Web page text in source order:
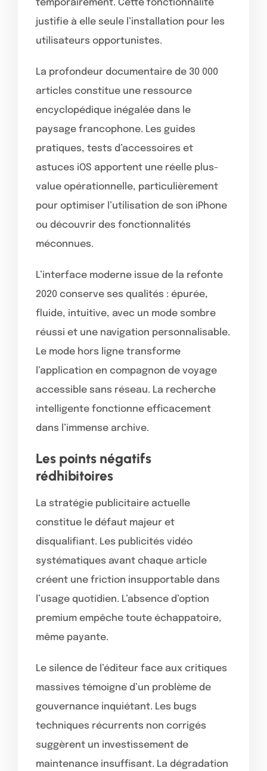
temporairement. Cette fonctionnalité
justifie à elle seule l’installation pour les
utilisateurs opportunistes.
La profondeur documentaire de 30 000
articles constitue une ressource
encyclopédique inégalée dans le
paysage francophone. Les guides
pratiques, tests d’accessoires et
astuces iOS apportent une réelle plus-
value opérationnelle, particulièrement
pour optimiser l’utilisation de son iPhone
ou découvrir des fonctionnalités
méconnues.
L’interface moderne issue de la refonte
2020 conserve ses qualités : épurée,
fluide, intuitive, avec un mode sombre
réussi et une navigation personnalisable.
Le mode hors ligne transforme
l’application en compagnon de voyage
accessible sans réseau. La recherche
intelligente fonctionne efficacement
dans l’immense archive.
Les points négatifs
rédhibitoires
La stratégie publicitaire actuelle
constitue le défaut majeur et
disqualifiant. Les publicités vidéo
systématiques avant chaque article
créent une friction insupportable dans
l’usage quotidien. L’absence d’option
premium empêche toute échappatoire,
même payante.
Le silence de l’éditeur face aux critiques
massives témoigne d’un problème de
gouvernance inquiétant. Les bugs
techniques récurrents non corrigés
suggèrent un investissement de
maintenance insuffisant. La dégradation